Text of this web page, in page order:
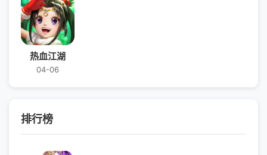
热血江湖
04-06
排行榜